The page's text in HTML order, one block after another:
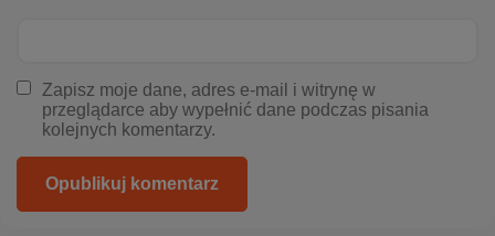
Zapisz moje dane, adres e-mail i witrynę w
przeglądarce aby wypełnić dane podczas pisania
kolejnych komentarzy.
Opublikuj komentarz